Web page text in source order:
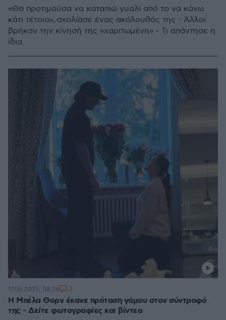
«Θα προτιμούσα να καταπιώ γυαλί από το να κάνω
κάτι τέτοιο», σχολίασε ένας ακόλουθός της - Άλλοι
βρήκαν την κίνησή της «χαριτωμένη» - Τι απάντησε η
ίδια
Η Μπέλα Θορν έκανε πρόταση γάμου στον σύντροφό
της - Δείτε φωτογραφίες και βίντεο
17.08.2025, 08:26 3